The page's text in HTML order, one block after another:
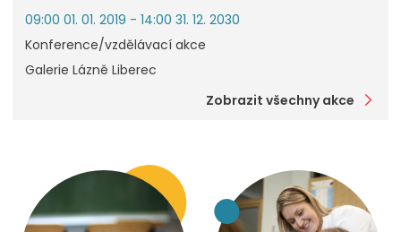
09:00 01. 01. 2019 - 14:00 31. 12. 2030
Konference/vzdělávací akce
Galerie Lázně Liberec
Zobrazit všechny akce